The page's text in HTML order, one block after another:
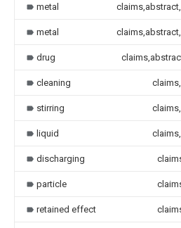
metal
metal
drug
cleaning
stirring
liquid
discharging
particle
retained effect